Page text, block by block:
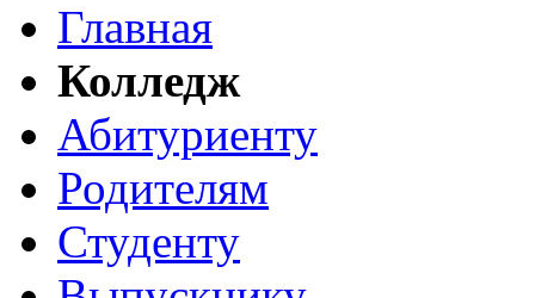
Главная
Колледж
Абитуриенту
Родителям
Студенту